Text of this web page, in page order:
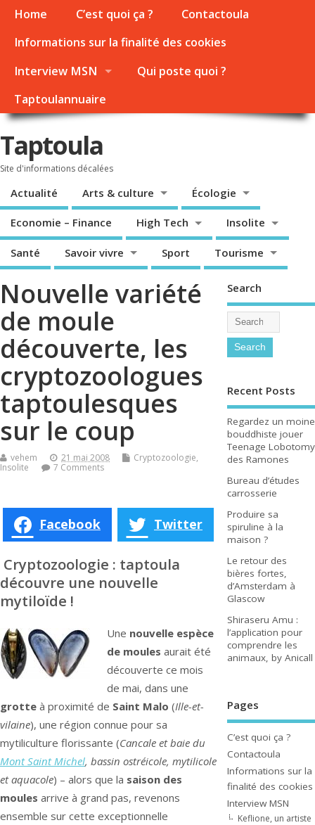
Home C’est quoi ça ?
Contactoula
Informations sur la finalité des cookies
Interview MSN
Qui poste quoi ?
Taptoulannuaire
Taptoula
Site d'informations décalées
Actualité Arts & culture Écologie
Economie – Finance High Tech Insolite
Santé Savoir vivre Sport Tourisme
Nouvelle variété
de moule
découverte, les
cryptozoologues
taptoulesques
sur le coup
vehem 21 mai 2008 Cryptozoologie,
Insolite
7 Comments
Facebook Twitter
Cryptozoologie : taptoula
découvre une nouvelle
mytiloïde !
Une nouvelle espèce
de moules aurait été
découverte ce mois
de mai, dans une
grotte à proximité de Saint Malo (Ille-et-
vilaine), une région connue pour sa
mytiliculture florissante (Cancale et baie du
Mont Saint Michel, bassin ostréicole, mytilicole
et aquacole) – alors que la saison des
moules arrive à grand pas, revenons
ensemble sur cette exceptionnelle
Search
Recent Posts
Regardez un moine
bouddhiste jouer
Teenage Lobotomy
des Ramones
Bureau d’études
carrosserie
Produire sa
spiruline à la
maison ?
Le retour des
bières fortes,
d’Amsterdam à
Glascow
Shiraseru Amu :
l’application pour
comprendre les
animaux, by Anicall
Pages
C’est quoi ça ?
Contactoula
Informations sur la
finalité des cookies
Interview MSN
Keflione, un artiste